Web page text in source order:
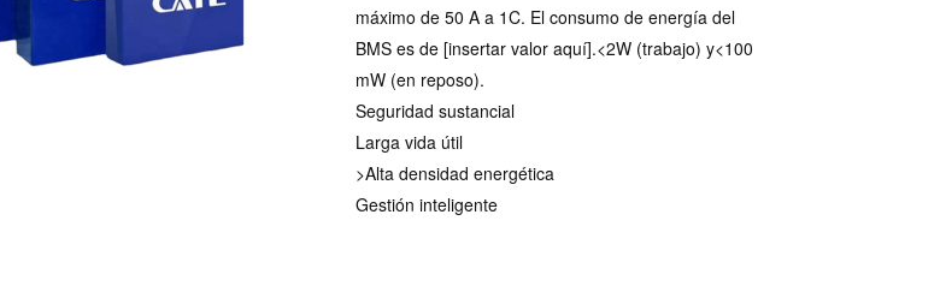
máximo de 50 A a 1C. El consumo de energía del
BMS es de [insertar valor aquí].<2W (trabajo) y<100
mW (en reposo).
Seguridad sustancial
Larga vida útil
>Alta densidad energética
Gestión inteligente